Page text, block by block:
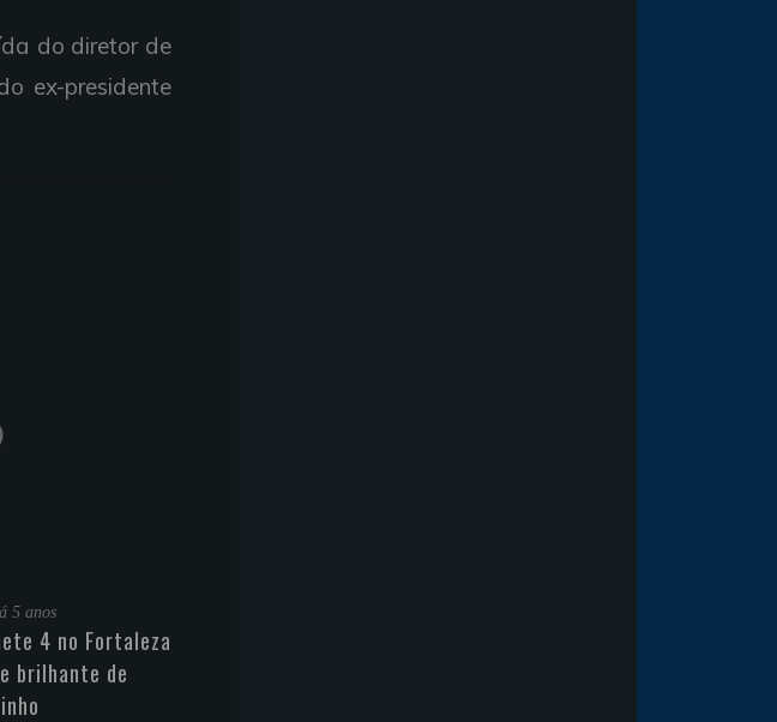
do diretor de
ex-presidente
5 anos
4 no Fortaleza
brilhante de